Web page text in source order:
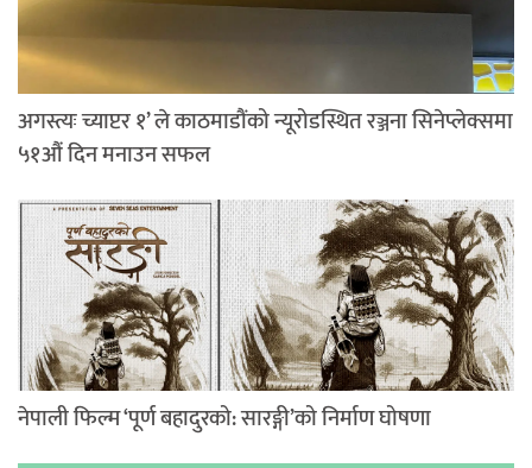
अगस्त्यः च्याप्टर १’ ले काठमाडौंको न्यूरोडस्थित रञ्जना सिनेप्लेक्समा
५१औं दिन मनाउन सफल
नेपाली फिल्म ‘पूर्ण बहादुरको: सारङ्गी’को निर्माण घोषणा